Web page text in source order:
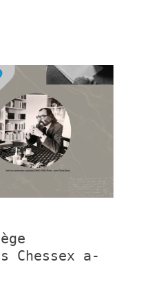
Chessex a-